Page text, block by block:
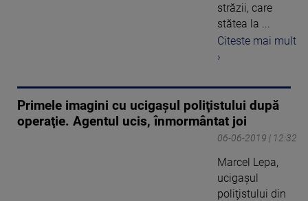
străzii, care
stătea la ...
Citeste mai mult
›
Primele imagini cu ucigaşul poliţistului după
operaţie. Agentul ucis, înmormântat joi
06-06-2019 | 12:32
Marcel Lepa,
ucigaşul
poliţistului din